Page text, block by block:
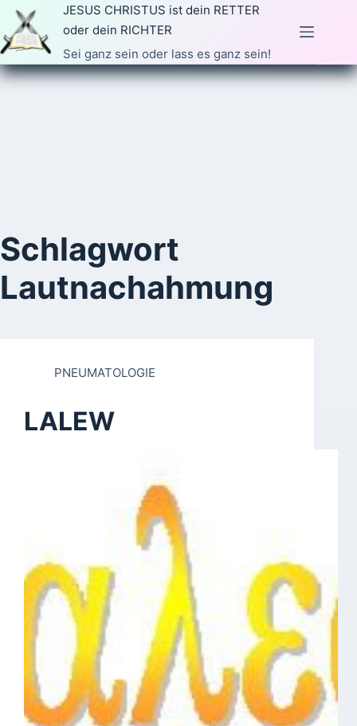
Zum
Inhalt
springen
JESUS CHRISTUS ist dein RETTER
oder dein RICHTER
Sei ganz sein oder lass es ganz sein!
Schlagwort
Lautnachahmung
PNEUMATOLOGIE
LALEW